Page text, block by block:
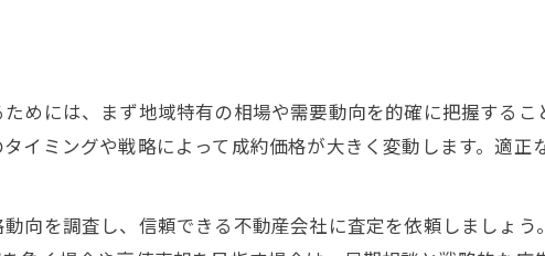
めには、まず地域特有の相場や需要動向を的確に把握する
イミングや戦略によって成約価格が大きく変動します。適正
向を調査し、信頼できる不動産会社に査定を依頼しましょう